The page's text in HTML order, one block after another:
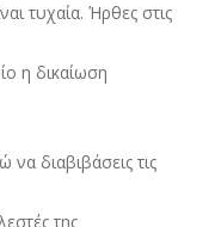
τυχαία. Ήρθες στις
η δικαίωση
διαβιβάσεις τις
της